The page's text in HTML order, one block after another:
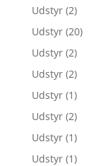
Udstyr (2)
Udstyr (20)
Udstyr (2)
Udstyr (2)
Udstyr (1)
Udstyr (2)
Udstyr (1)
Udstyr (1)